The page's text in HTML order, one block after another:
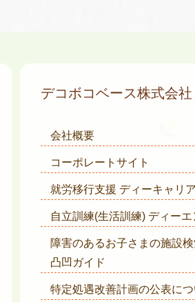
デコボコベース株式会社
会社概要
コーポレートサイト
就労移行支援 ディーキャリア
自立訓練(生活訓練) ディー
障害のあるお子さまの施設
凸凹ガイド
特定処遇改善計画の公表につ